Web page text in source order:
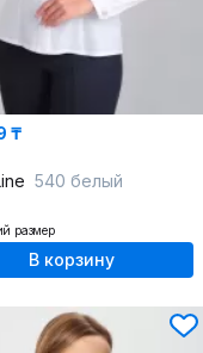
₸
540 белый
размер
В корзину